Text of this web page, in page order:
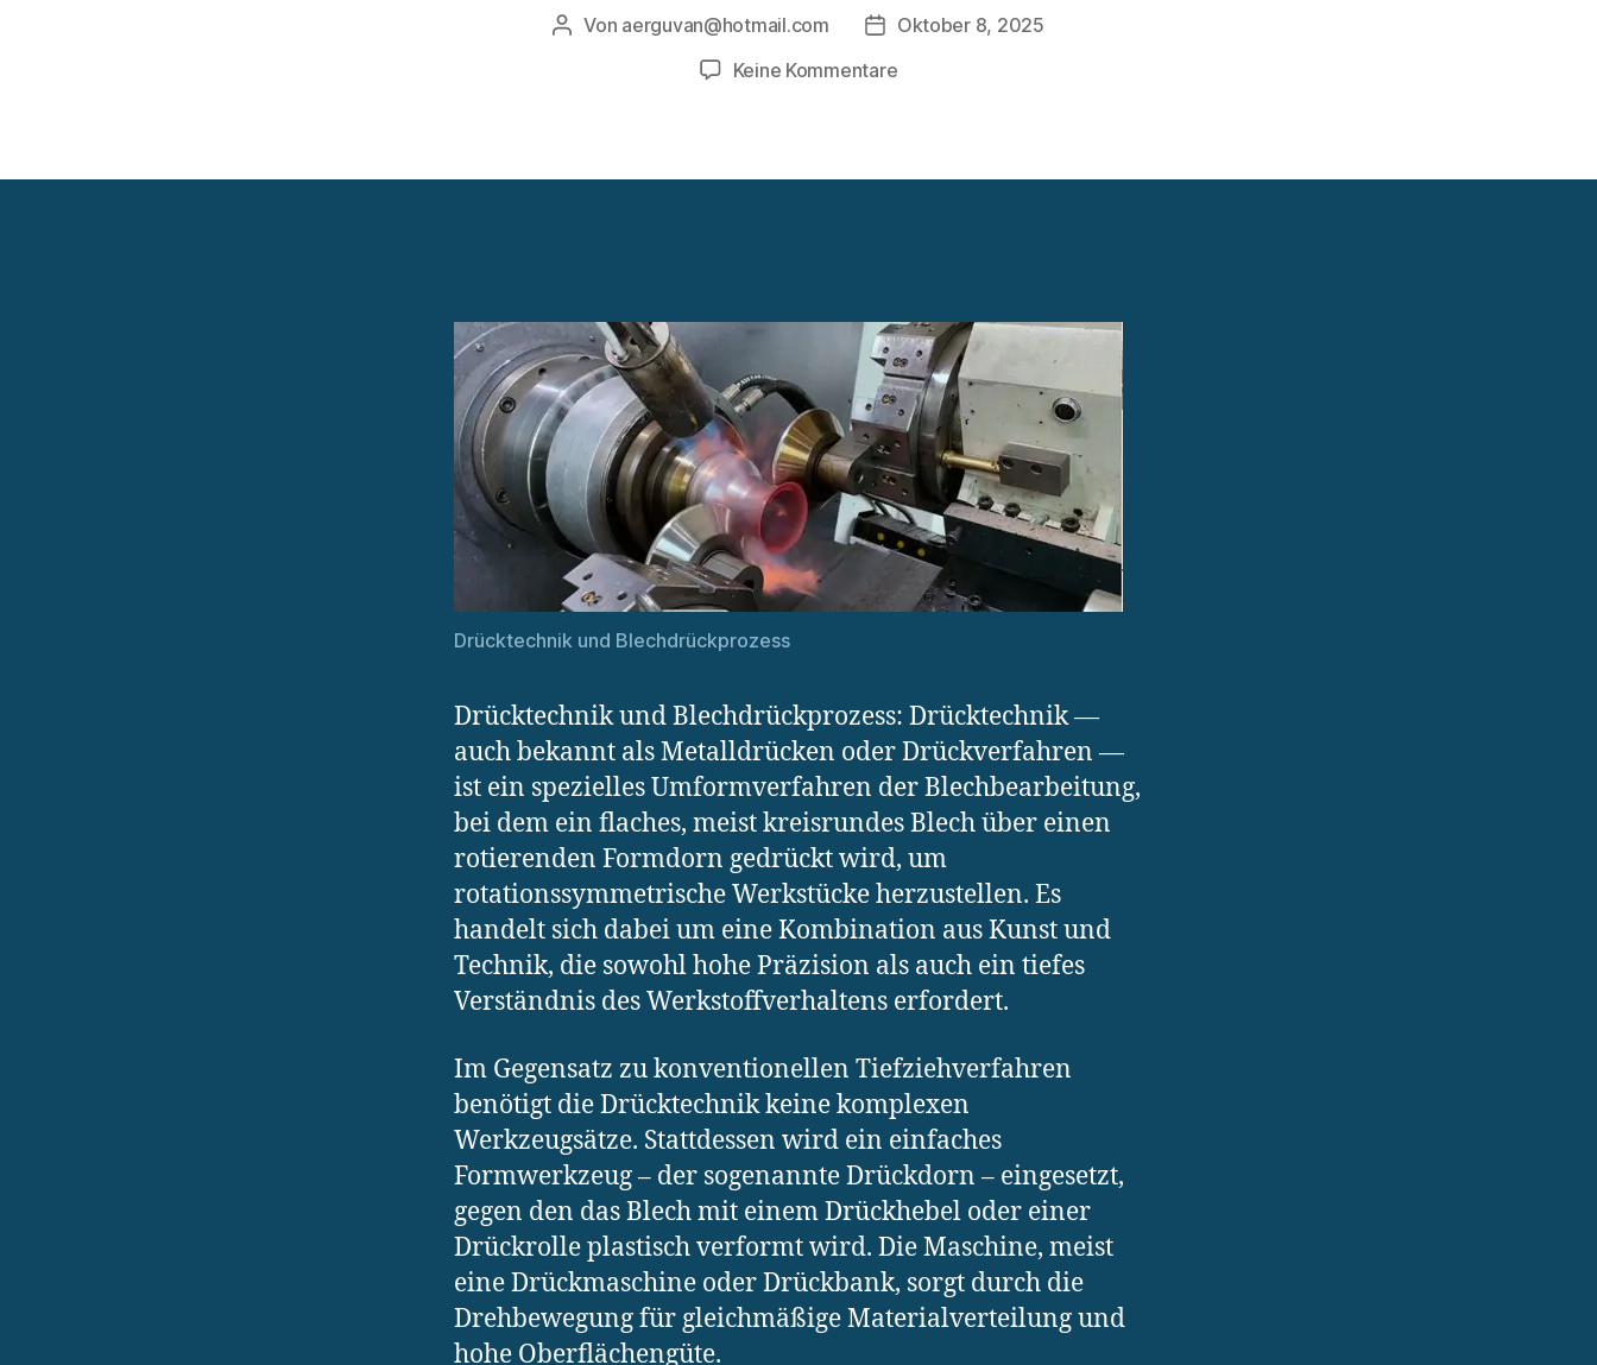
Beitragsautor
Von aerguvan@hotmail.com Veröffentlichungsdatum
Oktober 8, 2025
Keine Kommentarezu
Effiziente
Drücktechnik und Blechdrückprozess
Drücktechnik und Blechdrückprozess: Drücktechnik —
auch bekannt als Metalldrücken oder Drückverfahren —
ist ein spezielles Umformverfahren der Blechbearbeitung,
bei dem ein flaches, meist kreisrundes Blech über einen
rotierenden Formdorn gedrückt wird, um
rotationssymmetrische Werkstücke herzustellen. Es
handelt sich dabei um eine Kombination aus Kunst und
Technik, die sowohl hohe Präzision als auch ein tiefes
Verständnis des Werkstoffverhaltens erfordert.
Im Gegensatz zu konventionellen Tiefziehverfahren
benötigt die Drücktechnik keine komplexen
Werkzeugsätze. Stattdessen wird ein einfaches
Formwerkzeug – der sogenannte Drückdorn – eingesetzt,
gegen den das Blech mit einem Drückhebel oder einer
Drückrolle plastisch verformt wird. Die Maschine, meist
eine Drückmaschine oder Drückbank, sorgt durch die
Drehbewegung für gleichmäßige Materialverteilung und
hohe Oberflächengüte.